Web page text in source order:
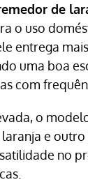
de
o uso
entrega
uma boa
com
o
laranja e
no